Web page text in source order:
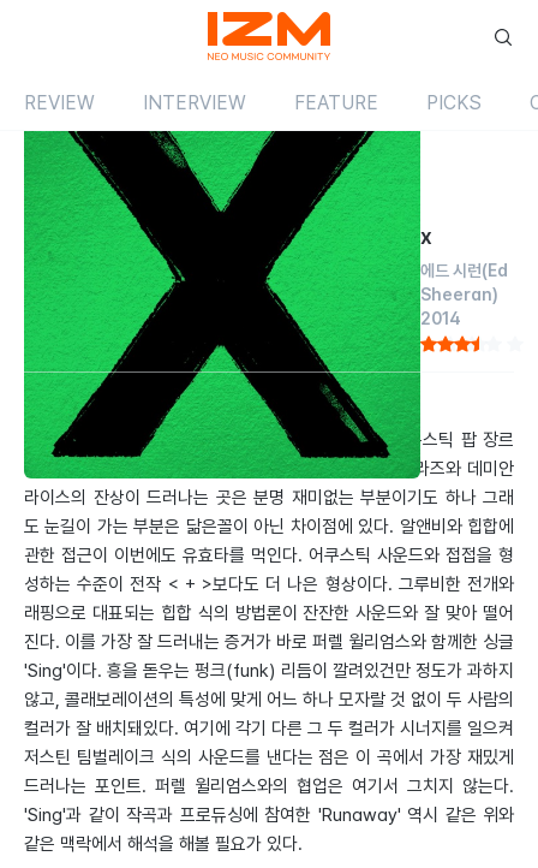
REVIEW INTERVIEW FEATURE PICKS
Review 앨범
x
에드 시런(Ed
Sheeran)
2014
by 이수호 2014.07.01
자칫하면 몰개의 산물이 될 수도 있는 근래의 포크, 어쿠스틱 팝 장르
속에서 에드 시런은 제 갈 길을 잘 탐구했다. 제이슨 므라즈와 데미안
라이스의 잔상이 드러나는 곳은 분명 재미없는 부분이기도 하나 그래
도 눈길이 가는 부분은 닮은꼴이 아닌 차이점에 있다. 알앤비와 힙합에
관한 접근이 이번에도 유효타를 먹인다. 어쿠스틱 사운드와 접접을 형
성하는 수준이 전작 < + >보다도 더 나은 형상이다. 그루비한 전개와
래핑으로 대표되는 힙합 식의 방법론이 잔잔한 사운드와 잘 맞아 떨어
진다. 이를 가장 잘 드러내는 증거가 바로 퍼렐 윌리엄스와 함께한 싱글
'Sing'이다. 흥을 돋우는 펑크(funk) 리듬이 깔려있건만 정도가 과하지
않고, 콜래보레이션의 특성에 맞게 어느 하나 모자랄 것 없이 두 사람의
컬러가 잘 배치돼있다. 여기에 각기 다른 그 두 컬러가 시너지를 일으켜
저스틴 팀벌레이크 식의 사운드를 낸다는 점은 이 곡에서 가장 재밌게
드러나는 포인트. 퍼렐 윌리엄스와의 협업은 여기서 그치지 않는다.
'Sing'과 같이 작곡과 프로듀싱에 참여한 'Runaway' 역시 같은 위와
같은 맥락에서 해석을 해볼 필요가 있다.